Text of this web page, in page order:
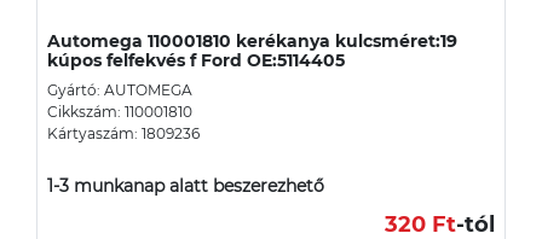
Automega 110001810 kerékanya kulcsméret:19
kúpos felfekvés f Ford OE:5114405
Gyártó: AUTOMEGA
Cikkszám: 110001810
Kártyaszám: 1809236
1-3 munkanap alatt beszerezhető
320 Ft-tól